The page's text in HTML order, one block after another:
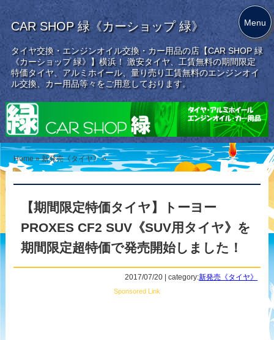
CAR SHOP 緑《カーショップ 緑》
タイヤ交換・エンジンオイル交換・カー用品の店【CAR SHOP 緑
《カーショップ 緑》】横浜！ 激安タイヤ、工賃無料の期間限定
特価タイヤ、アルミホイール、量り売り工賃無料のエンジンオイ
ル交換、カー用品等々をご用意しております。
Home »新発売《タイヤ》 »
【期間限定特価タイヤ】トーヨー
PROXES CF2 SUV《SUV用タイヤ》を
期間限定超特価で発売開始しました！
2017/07/20 | category:新発売《タイヤ》
Sponsored Link
Menu